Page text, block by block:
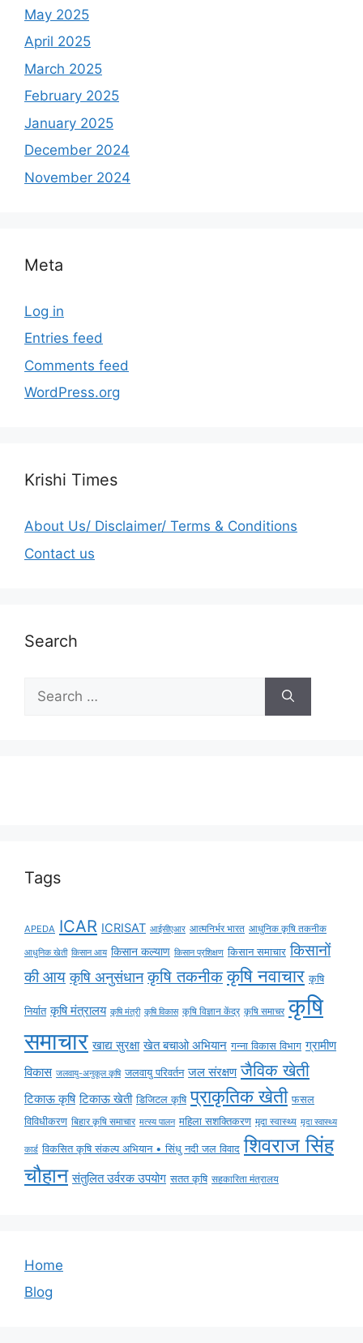
May 2025
April 2025
March 2025
February 2025
January 2025
December 2024
November 2024
Meta
Log in
Entries feed
Comments feed
WordPress.org
Krishi Times
About Us/ Disclaimer/ Terms & Conditions
Contact us
Search
Tags
APEDA ICAR ICRISAT आईसीएआर आत्मनिर्भर भारत आधुनिक कृषि तकनीक
आधुनिक खेती किसान आय किसान कल्याण किसान प्रशिक्षण किसान समाचार किसानों
की आय कृषि अनुसंधान कृषि तकनीक कृषि नवाचार कृषि
निर्यात कृषि मंत्रालय कृषि मंत्री कृषि विकास कृषि विज्ञान केंद्र कृषि समाचर कृषि
समाचार खाद्य सुरक्षा खेत बचाओ अभियान गन्ना विकास विभाग ग्रामीण
विकास जलवायु-अनुकूल कृषि जलवायु परिवर्तन जल संरक्षण जैविक खेती
टिकाऊ कृषि टिकाऊ खेती डिजिटल कृषि प्राकृतिक खेती फसल
विविधीकरण बिहार कृषि समाचार मत्स्य पालन महिला सशक्तिकरण मृदा स्वास्थ्य मृदा स्वास्थ्य
कार्ड विकसित कृषि संकल्प अभियान • सिंधु नदी जल विवाद शिवराज सिंह
चौहान संतुलित उर्वरक उपयोग सतत कृषि सहकारिता मंत्रालय
Home
Blog